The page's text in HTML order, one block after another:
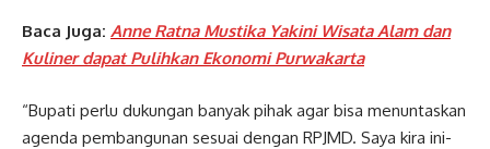
Baca Juga: Anne Ratna Mustika Yakini Wisata Alam dan
Kuliner dapat Pulihkan Ekonomi Purwakarta
“Bupati perlu dukungan banyak pihak agar bisa menuntaskan
agenda pembangunan sesuai dengan RPJMD. Saya kira ini-